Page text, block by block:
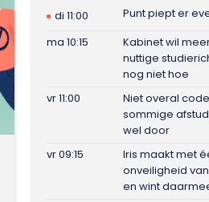
di 11:00
Punt piept er
ma 10:15
Kabinet wil
nuttige
nog niet hoe
vr 11:00
Niet overal
sommige
wel door
vr 09:15
Iris maakt met
onveiligheid
en wint